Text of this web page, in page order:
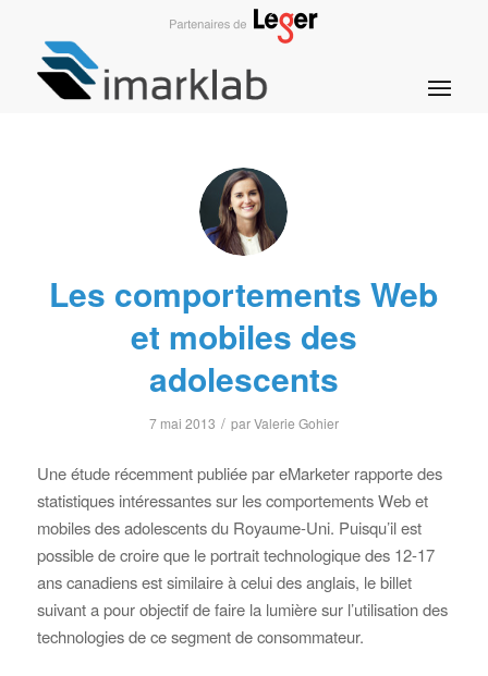
Les comportements Web
et mobiles des
adolescents
7 mai 2013 / parValerie Gohier
Une étude récemment publiée par eMarketer rapporte des
statistiques intéressantes sur les comportements Web et
mobiles des adolescents du Royaume-Uni. Puisqu’il est
possible de croire que le portrait technologique des 12-17
ans canadiens est similaire à celui des anglais, le billet
suivant a pour objectif de faire la lumière sur l’utilisation des
technologies de ce segment de consommateur.